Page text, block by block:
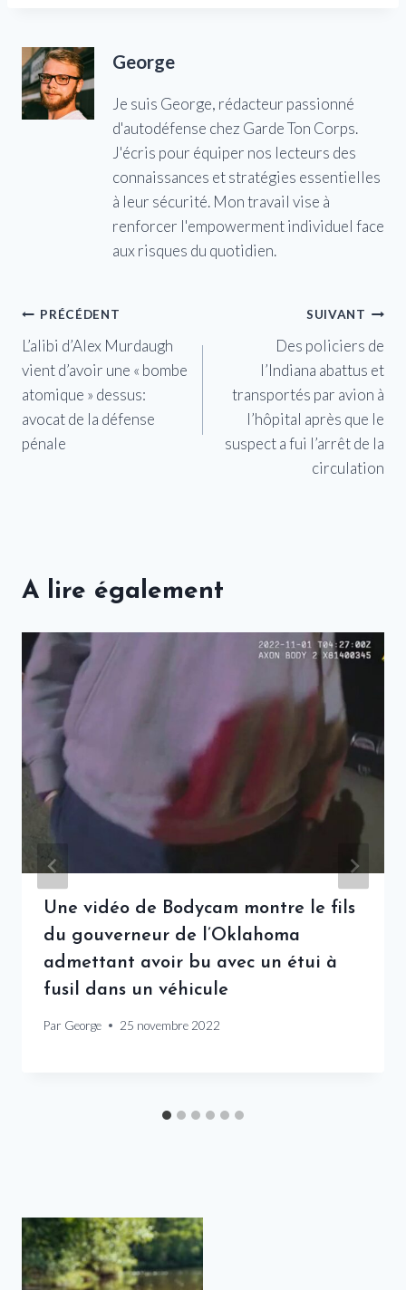
George
Je suis George, rédacteur passionné
d'autodéfense chez Garde Ton Corps.
J'écris pour équiper nos lecteurs des
connaissances et stratégies essentielles
à leur sécurité. Mon travail vise à
renforcer l'empowerment individuel face
aux risques du quotidien.
Navigation
de
l’article
PRÉCÉDENT
L’alibi d’Alex Murdaugh
vient d’avoir une « bombe
atomique » dessus:
avocat de la défense
pénale
SUIVANT
Des policiers de
l’Indiana abattus et
transportés par avion à
l’hôpital après que le
suspect a fui l’arrêt de la
circulation
A lire également
Une vidéo de Bodycam montre le fils
du gouverneur de l’Oklahoma
admettant avoir bu avec un étui à
fusil dans un véhicule
Par George 25 novembre 2022